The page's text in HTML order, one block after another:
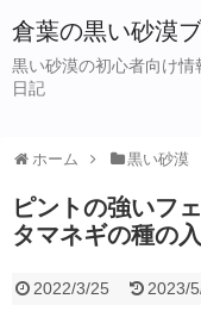
倉葉の黒い砂漠
黒い砂漠の初心者向け
日記
ホーム 黒い砂漠
ピントの強いフ
タマネギの種の
2022/3/25 2023/